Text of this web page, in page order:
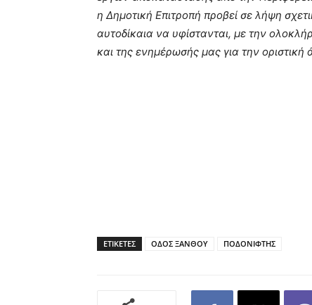
η Δημοτική Επιτροπή προβεί σε λήψη
αυτοδίκαια να υφίστανται, με την
και της ενημέρωσής μας για την οριστική
ΕΤΙΚΕΤΕΣ ΟΔΟΣ ΞΑΝΘΟΥ ΠΟΔΟΝΙΦΤΗΣ